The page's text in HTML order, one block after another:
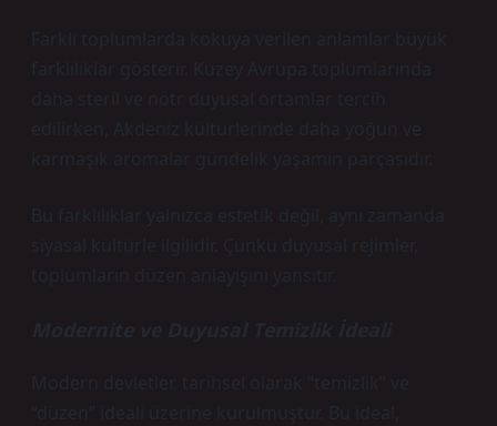
Farklı toplumlarda kokuya verilen anlamlar büyük
farklılıklar gösterir. Kuzey Avrupa toplumlarında
daha steril ve nötr duyusal ortamlar tercih
edilirken, Akdeniz kültürlerinde daha yoğun ve
karmaşık aromalar gündelik yaşamın parçasıdır.
Bu farklılıklar yalnızca estetik değil, aynı zamanda
siyasal kültürle ilgilidir. Çünkü duyusal rejimler,
toplumların düzen anlayışını yansıtır.
Modernite ve Duyusal Temizlik İdeali
Modern devletler, tarihsel olarak “temizlik” ve
“düzen” ideali üzerine kurulmuştur. Bu ideal,